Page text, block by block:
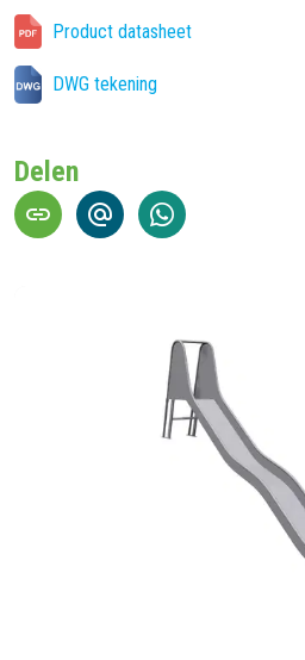
Product datasheet
DWG tekening
Delen